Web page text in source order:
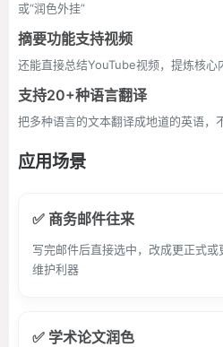
或“润色外挂”
摘要功能支持视频
还能直接总结YouTube视频，提炼核心
支持20+种语言翻译
把多种语言的文本翻译成地道的英语，
应用场景
✅ 商务邮件往来
写完邮件后直接选中，改成更正式
维护利器
✅ 学术论文润色